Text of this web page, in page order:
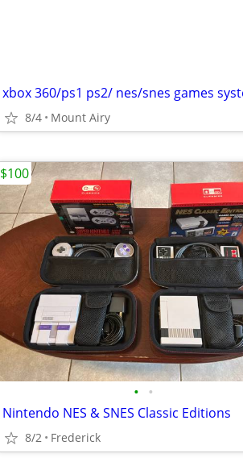
8/4 Mount Airy
• •
Nintendo NES & SNES Classic Editions
8/2 Frederick
$100